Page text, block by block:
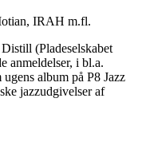
IRAH m.fl.
(Pladeselskabet
anmeldelser, i bl.a.
album på P8 Jazz
jazzudgivelser af